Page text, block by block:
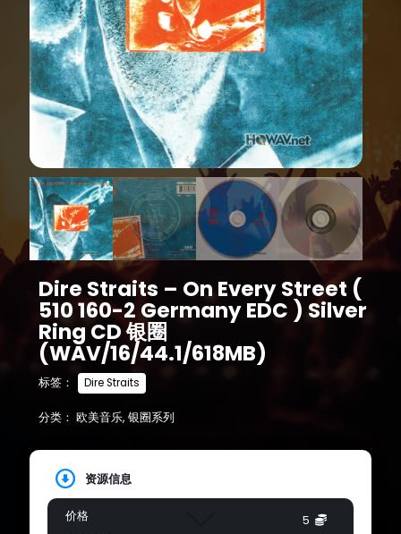
Dire Straits – On Every Street (
510 160-2 Germany EDC ) Silver
Ring CD 银圈
(WAV/16/44.1/618MB)
标签： Dire Straits
分类： 欧美音乐, 银圈系列
资源信息
价格
5